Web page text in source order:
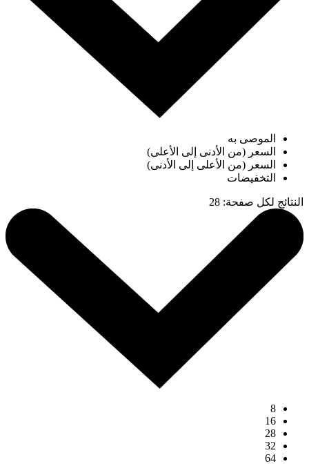
الموصى به
السعر (من الأدنى إلى الأعلى)
السعر (من الأعلى إلى الأدنى)
التخفيضات
النتائج لكل صفحة:
28
8
16
28
32
64